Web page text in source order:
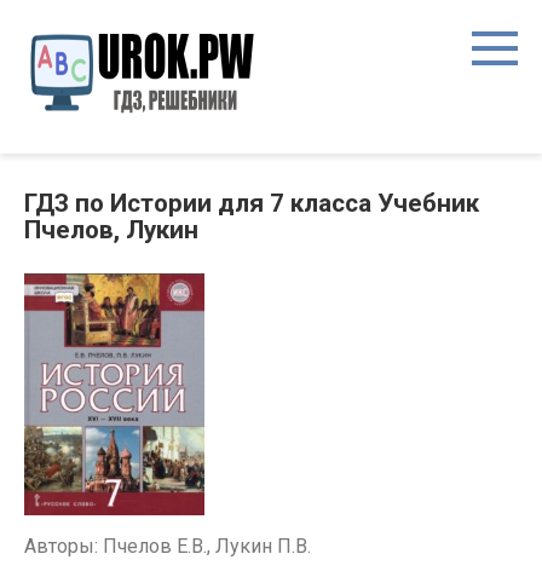
ГДЗ по Истории для 7 класса Учебник
Пчелов, Лукин
Авторы: Пчелов Е.В., Лукин П.В.